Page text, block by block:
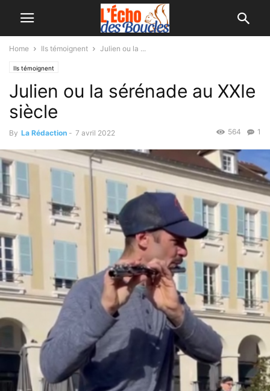
Home Ils témoignent Julien ou la ...
Ils témoignent
Julien ou la sérénade au XXIe
siècle
By La Rédaction - 7 avril 2022 1
564